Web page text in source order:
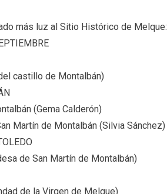
más luz al Sitio Histórico de Melque:
castillo de Montalbán)
(Gema Calderón)
Martín de Montalbán (Silvia Sánchez)
de San Martín de Montalbán)
de la Virgen de Melque)